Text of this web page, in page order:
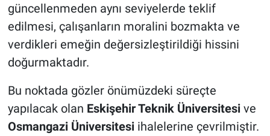
güncellenmeden aynı seviyelerde teklif
edilmesi, çalışanların moralini bozmakta ve
verdikleri emeğin değersizleştirildiği hissini
doğurmaktadır.
Bu noktada gözler önümüzdeki süreçte
yapılacak olan Eskişehir Teknik Üniversitesive
Osmangazi Üniversitesiihalelerine çevrilmiştir.